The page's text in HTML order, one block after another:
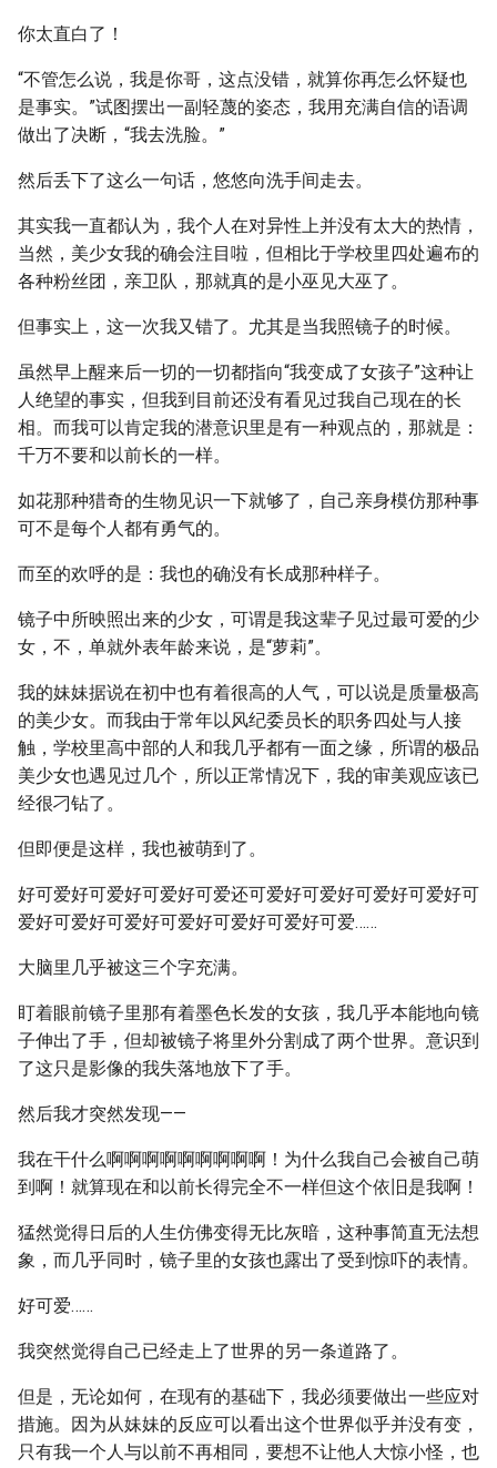
你太直白了！
“不管怎么说，我是你哥，这点没错，就算你再怎么怀疑也
是事实。”试图摆出一副轻蔑的姿态，我用充满自信的语调
做出了决断，“我去洗脸。”
然后丢下了这么一句话，悠悠向洗手间走去。
其实我一直都认为，我个人在对异性上并没有太大的热情，
当然，美少女我的确会注目啦，但相比于学校里四处遍布的
各种粉丝团，亲卫队，那就真的是小巫见大巫了。
但事实上，这一次我又错了。尤其是当我照镜子的时候。
虽然早上醒来后一切的一切都指向“我变成了女孩子”这种让
人绝望的事实，但我到目前还没有看见过我自己现在的长
相。而我可以肯定我的潜意识里是有一种观点的，那就是：
千万不要和以前长的一样。
如花那种猎奇的生物见识一下就够了，自己亲身模仿那种事
可不是每个人都有勇气的。
而至的欢呼的是：我也的确没有长成那种样子。
镜子中所映照出来的少女，可谓是我这辈子见过最可爱的少
女，不，单就外表年龄来说，是“萝莉”。
我的妹妹据说在初中也有着很高的人气，可以说是质量极高
的美少女。而我由于常年以风纪委员长的职务四处与人接
触，学校里高中部的人和我几乎都有一面之缘，所谓的极品
美少女也遇见过几个，所以正常情况下，我的审美观应该已
经很刁钻了。
但即便是这样，我也被萌到了。
好可爱好可爱好可爱好可爱还可爱好可爱好可爱好可爱好可
爱好可爱好可爱好可爱好可爱好可爱好可爱……
大脑里几乎被这三个字充满。
盯着眼前镜子里那有着墨色长发的女孩，我几乎本能地向镜
子伸出了手，但却被镜子将里外分割成了两个世界。意识到
了这只是影像的我失落地放下了手。
然后我才突然发现——
我在干什么啊啊啊啊啊啊啊啊啊！为什么我自己会被自己萌
到啊！就算现在和以前长得完全不一样但这个依旧是我啊！
猛然觉得日后的人生仿佛变得无比灰暗，这种事简直无法想
象，而几乎同时，镜子里的女孩也露出了受到惊吓的表情。
好可爱……
我突然觉得自己已经走上了世界的另一条道路了。
但是，无论如何，在现有的基础下，我必须要做出一些应对
措施。因为从妹妹的反应可以看出这个世界似乎并没有变，
只有我一个人与以前不再相同，要想不让他人大惊小怪，也